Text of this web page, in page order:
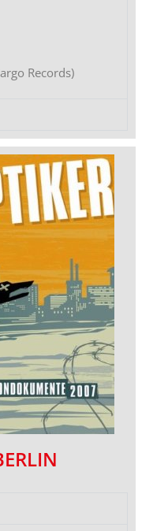
Records)